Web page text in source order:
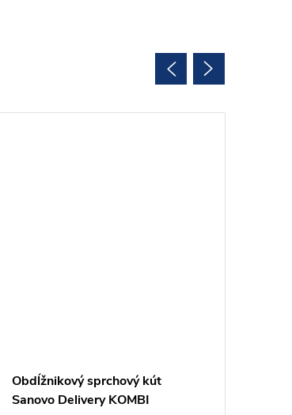
Obdĺžnikový sprchový kút
Sanovo Delivery KOMBI